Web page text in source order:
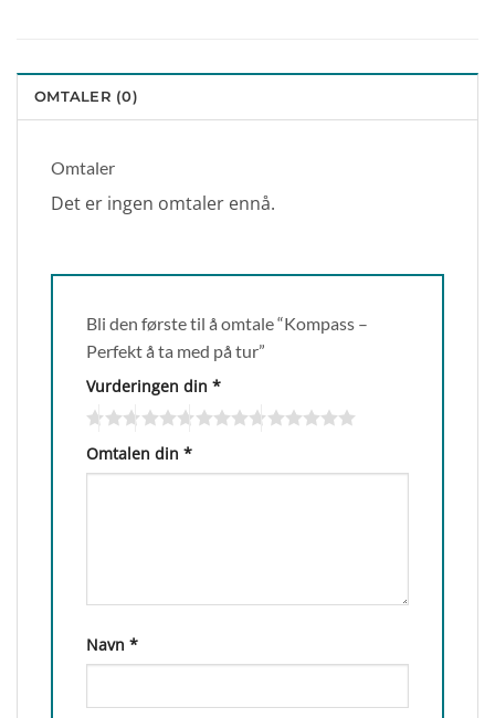
OMTALER (0)
Omtaler
Det er ingen omtaler ennå.
Bli den første til å omtale “Kompass –
Perfekt å ta med på tur”
Vurderingen din *
Omtalen din *
Navn *